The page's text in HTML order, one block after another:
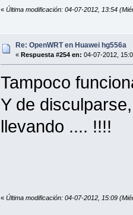
« Última modificación: 04-07-2012, 13:54
Re: OpenWRT en Huawei hg556a
« Respuesta #254 en: 04-07-2012,
Tampoco
Y de
llevando .... !!!!
« Última modificación: 04-07-2012, 15:09